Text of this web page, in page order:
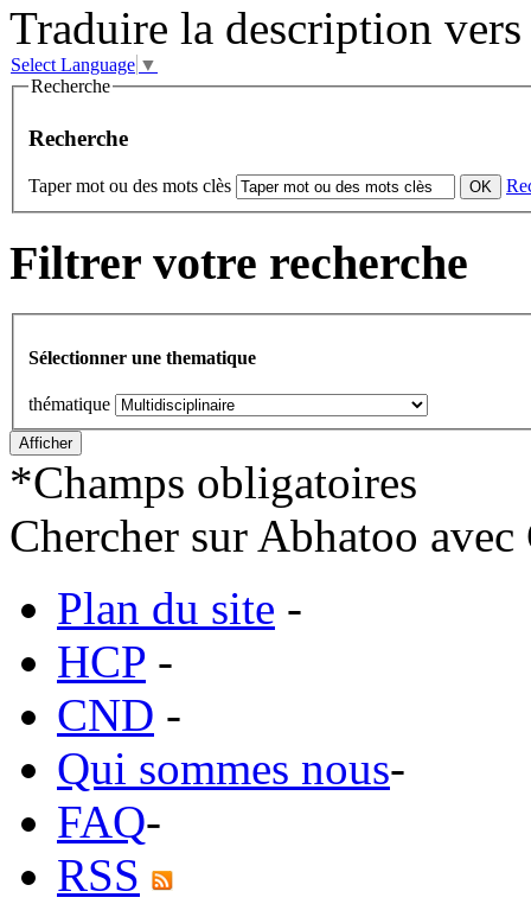
Traduire la description
Select Language ▼
Recherche
Recherche
Taper mot ou des mots clès
Filtrer votre recherche
Sélectionner une thematique
thématique
*Champs obligatoires
Chercher sur Abhatoo
Plan du site -
HCP -
CND -
Qui sommes nous-
FAQ-
RSS